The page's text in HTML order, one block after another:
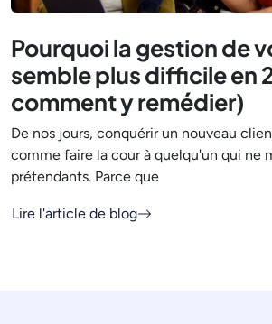
Pourquoi la gestion de
semble plus difficile en
comment y remédier)
De nos jours, conquérir un nouveau
comme faire la cour à quelqu'un qui ne
prétendants. Parce que
Lire l'article de blog